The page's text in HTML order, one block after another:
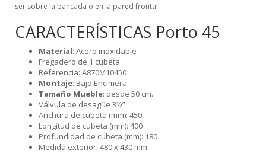
ser sobre la bancada o en la pared frontal.
CARACTERÍSTICAS Porto 45
Material: Acero inoxidable
Fregadero de 1 cubeta
Referencia: A870M10450
Montaje: Bajo Encimera
Tamaño Mueble: desde 50 cm.
Válvula de desagüe 3½”.
Anchura de cubeta (mm): 450
Longitud de cubeta (mm): 400
Profundidad de cubeta (mm): 180
Medida exterior: 480 x 430 mm.